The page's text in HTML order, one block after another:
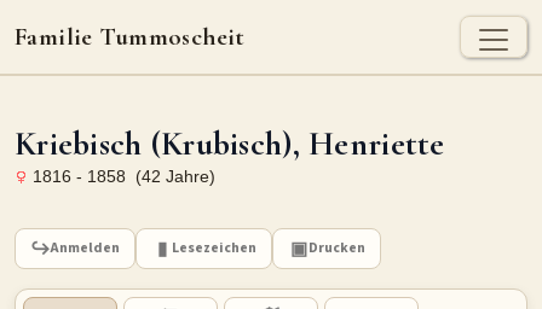
Familie Tummoscheit
Jan Tummoscheit Kai Tummoscheit Klaus Tummoscheit
Ahnenforschung Stammbaum Tummoscheit
Orte Historische Karte
Kriebisch (Krubisch), Henriette
1816 - 1858 (42 Jahre)
Anmelden Lesezeichen Drucken